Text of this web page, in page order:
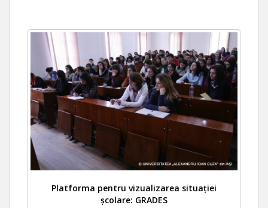
Platforma pentru vizualizarea situației
școlare: GRADES